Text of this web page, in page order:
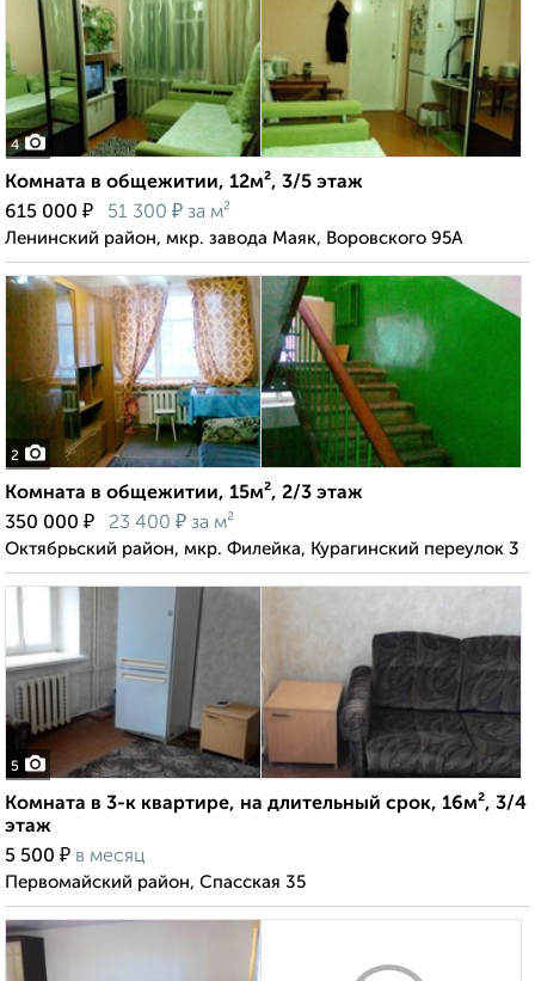
4
Комната в общежитии, 12м², 3/5 этаж
615 000 ₽ 51 300 ₽ за м²
Ленинский район, мкр. завода Маяк, Воровского 95А
2
Комната в общежитии, 15м², 2/3 этаж
350 000 ₽ 23 400 ₽ за м²
Октябрьский район, мкр. Филейка, Курагинский переулок 3
5
Комната в 3-к квартире, на длительный срок, 16м², 3/4
этаж
5 500 ₽ в месяц
Первомайский район, Спасская 35